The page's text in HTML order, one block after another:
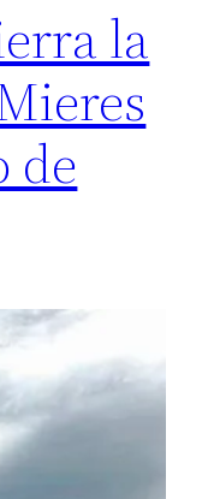
la
de